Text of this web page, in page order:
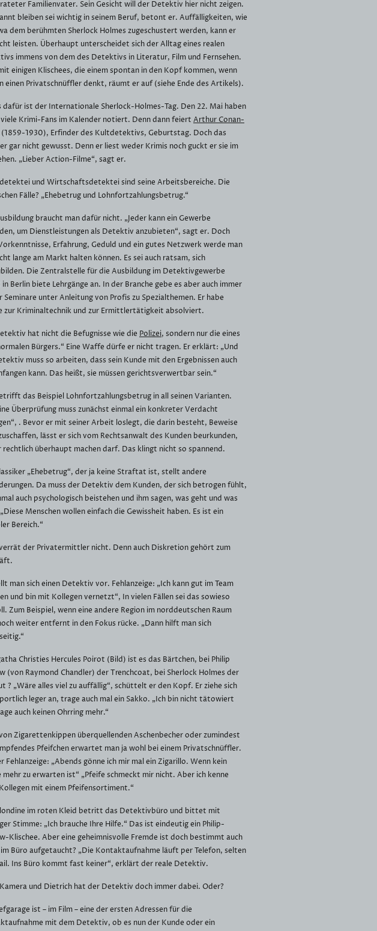
Familienvater. Sein Gesicht will der Detektiv hier nicht zeigen.
bleiben sei wichtig in seinem Beruf, betont er. Auffälligkeiten, wie
dem berühmten Sherlock Holmes zugeschustert werden, kann er
leisten. Überhaupt unterscheidet sich der Alltag eines realen
immens von dem des Detektivs in Literatur, Film und Fernsehen.
einigen Klischees, die einem spontan in den Kopf kommen, wenn
einen Privatschnüffler denkt, räumt er auf (siehe Ende des Artikels).
dafür ist der Internationale Sherlock-Holmes-Tag. Den 22. Mai haben
Krimi-Fans im Kalender notiert. Denn dann feiert Arthur Conan-
(1859-1930), Erfinder des Kultdetektivs, Geburtstag. Doch das
gar nicht gewusst. Denn er liest weder Krimis noch guckt er sie im
„Lieber Action-Filme“, sagt er.
und Wirtschaftsdetektei sind seine Arbeitsbereiche. Die
Fälle? „Ehebetrug und Lohnfortzahlungsbetrug.“
braucht man dafür nicht. „Jeder kann ein Gewerbe
um Dienstleistungen als Detektiv anzubieten“, sagt er. Doch
Erfahrung, Geduld und ein gutes Netzwerk werde man
lange am Markt halten können. Es sei auch ratsam, sich
Die Zentralstelle für die Ausbildung im Detektivgewerbe
Berlin biete Lehrgänge an. In der Branche gebe es aber auch immer
Seminare unter Anleitung von Profis zu Spezialthemen. Er habe
zur Kriminaltechnik und zur Ermittlertätigkeit absolviert.
hat nicht die Befugnisse wie die Polizei, sondern nur die eines
Bürgers.“ Eine Waffe dürfe er nicht tragen. Er erklärt: „Und
muss so arbeiten, dass sein Kunde mit den Ergebnissen auch
kann. Das heißt, sie müssen gerichtsverwertbar sein.“
das Beispiel Lohnfortzahlungsbetrug in all seinen Varianten.
Überprüfung muss zunächst einmal ein konkreter Verdacht
. Bevor er mit seiner Arbeit loslegt, die darin besteht, Beweise
lässt er sich vom Rechtsanwalt des Kunden beurkunden,
rechtlich überhaupt machen darf. Das klingt nicht so spannend.
„Ehebetrug“, der ja keine Straftat ist, stellt andere
Da muss der Detektiv dem Kunden, der sich betrogen fühlt,
auch psychologisch beistehen und ihm sagen, was geht und was
Menschen wollen einfach die Gewissheit haben. Es ist ein
Bereich.“
der Privatermittler nicht. Denn auch Diskretion gehört zum
man sich einen Detektiv vor. Fehlanzeige: „Ich kann gut im Team
und bin mit Kollegen vernetzt“, In vielen Fällen sei das sowieso
Zum Beispiel, wenn eine andere Region im norddeutschen Raum
weiter entfernt in den Fokus rücke. „Dann hilft man sich
Christies Hercules Poirot (Bild) ist es das Bärtchen, bei Philip
(von Raymond Chandler) der Trenchcoat, bei Sherlock Holmes der
? „Wäre alles viel zu auffällig“, schüttelt er den Kopf. Er ziehe sich
leger an, trage auch mal ein Sakko. „Ich bin nicht tätowiert
auch keinen Ohrring mehr.“
Zigarettenkippen überquellenden Aschenbecher oder zumindest
Pfeifchen erwartet man ja wohl bei einem Privatschnüffler.
Fehlanzeige: „Abends gönne ich mir mal ein Zigarillo. Wenn kein
mehr zu erwarten ist“ „Pfeife schmeckt mir nicht. Aber ich kenne
mit einem Pfeifensortiment.“
im roten Kleid betritt das Detektivbüro und bittet mit
Stimme: „Ich brauche Ihre Hilfe.“ Das ist eindeutig ein Philip-
Klischee. Aber eine geheimnisvolle Fremde ist doch bestimmt auch
Büro aufgetaucht? „Die Kontaktaufnahme läuft per Telefon, selten
Ins Büro kommt fast keiner“, erklärt der reale Detektiv.
und Dietrich hat der Detektiv doch immer dabei. Oder?
ist – im Film – eine der ersten Adressen für die
mit dem Detektiv, ob es nun der Kunde oder ein